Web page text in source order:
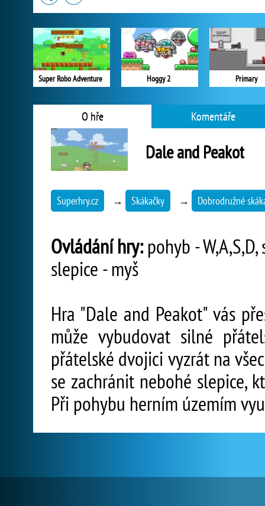
Super Robo Adventure Hoggy 2 Primary
O hře Komentáře
Dale and Peakot
Superhry.cz → Skákačky → Dobrodružné
Ovládání hry:pohyb -
slepice - myš
Hra "Dale and Peakot" vás
může vybudovat silné
přátelské dvojici vyzrát na
se zachránit nebohé slepice,
Při pohybu herním územím